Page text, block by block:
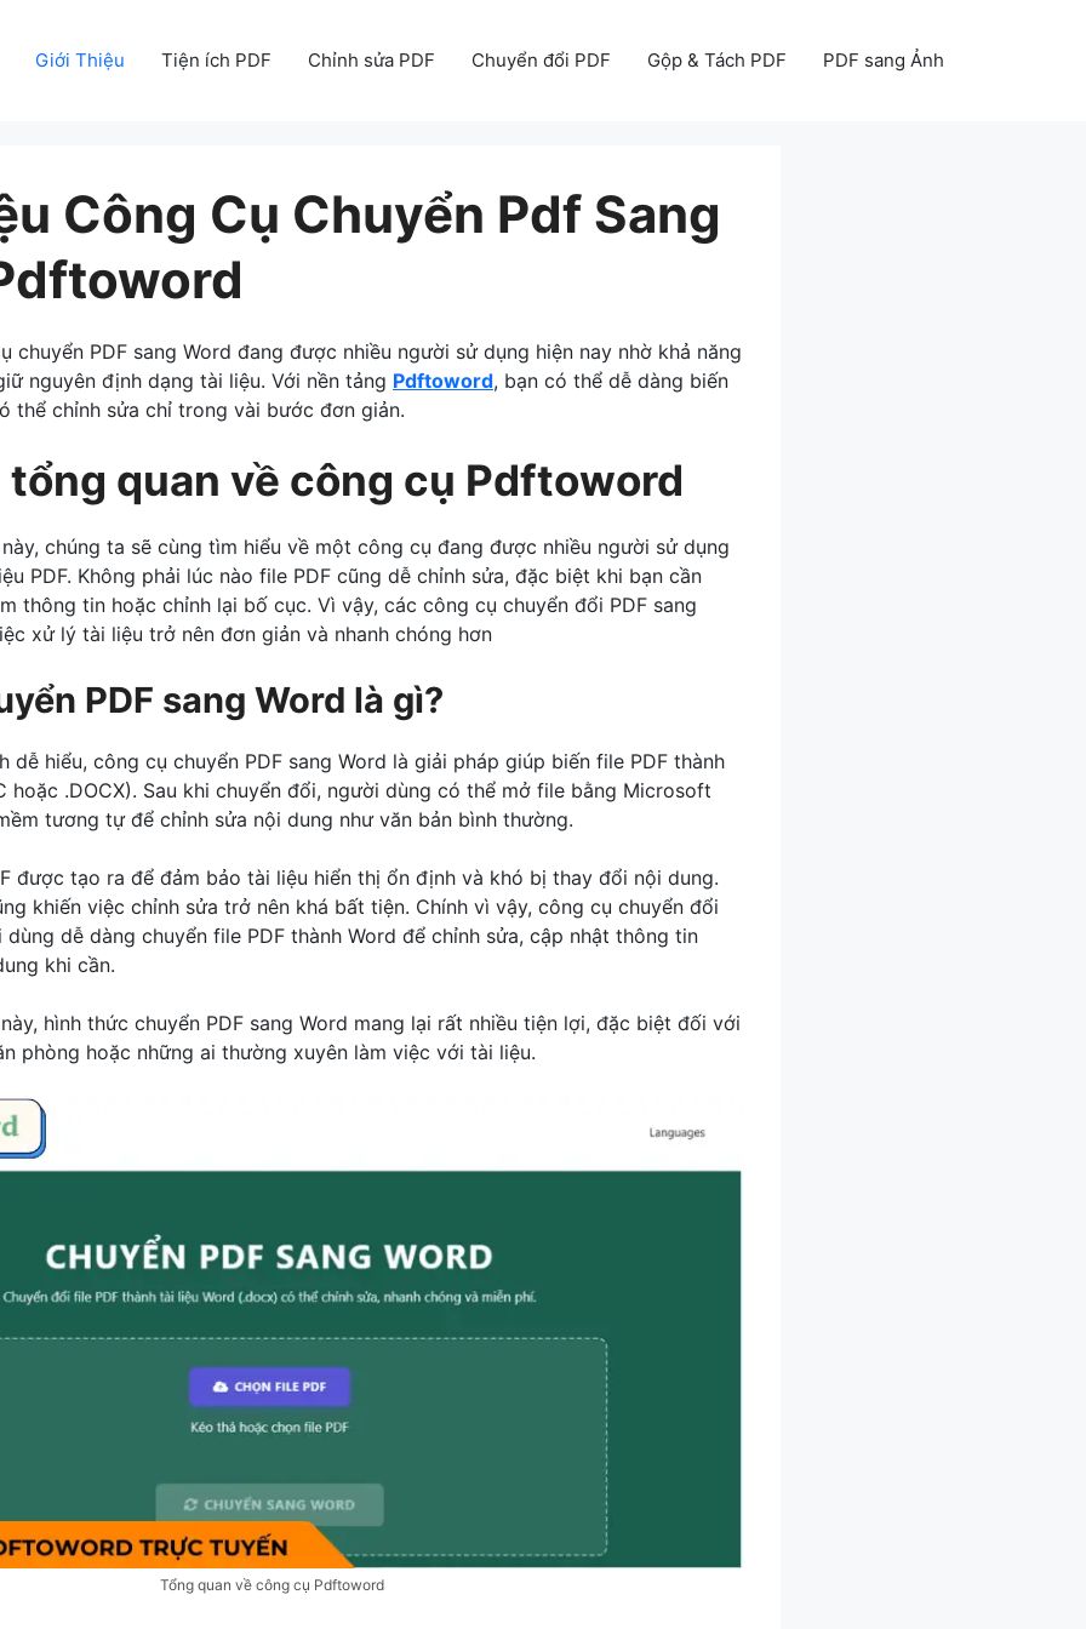
Giới Thiệu Tiện ích PDF Chỉnh sửa PDF Chuyển đổi PDF Gộp & Tách PDF PDF sang Ảnh
Công Cụ Chuyển Pdf Sang
chuyển PDF sang Word đang được nhiều người sử dụng hiện nay nhờ khả năng
nguyên định dạng tài liệu. Với nền tảng Pdftoword, bạn có thể dễ dàng biến
thể chỉnh sửa chỉ trong vài bước đơn giản.
quan về công cụ Pdftoword
chúng ta sẽ cùng tìm hiểu về một công cụ đang được nhiều người sử dụng
PDF. Không phải lúc nào file PDF cũng dễ chỉnh sửa, đặc biệt khi bạn cần
thông tin hoặc chỉnh lại bố cục. Vì vậy, các công cụ chuyển đổi PDF sang
xử lý tài liệu trở nên đơn giản và nhanh chóng hơn
PDF sang Word là gì?
dễ hiểu, công cụ chuyển PDF sang Word là giải pháp giúp biến file PDF thành
hoặc .DOCX). Sau khi chuyển đổi, người dùng có thể mở file bằng Microsoft
tương tự để chỉnh sửa nội dung như văn bản bình thường.
được tạo ra để đảm bảo tài liệu hiển thị ổn định và khó bị thay đổi nội dung.
khiến việc chỉnh sửa trở nên khá bất tiện. Chính vì vậy, công cụ chuyển đổi
dễ dàng chuyển file PDF thành Word để chỉnh sửa, cập nhật thông tin
khi cần.
này, hình thức chuyển PDF sang Word mang lại rất nhiều tiện lợi, đặc biệt đối với
phòng hoặc những ai thường xuyên làm việc với tài liệu.
Tổng quan về công cụ Pdftoword